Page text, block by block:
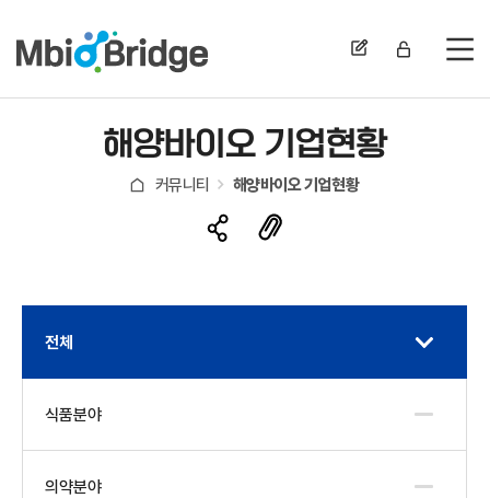
전
해양바이오 기업현황
커뮤니티 해양바이오 기업현황
전체
식품분야
의약분야